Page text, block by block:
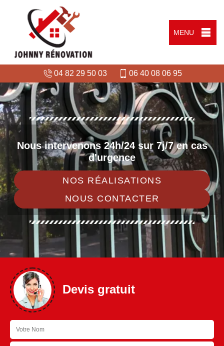
MENU
04 82 29 50 03 06 40 08 06 95
Nous intervenons 24h/24 sur 7j/7 en cas
d'urgence
NOS RÉALISATIONS
NOUS CONTACTER
Devis gratuit